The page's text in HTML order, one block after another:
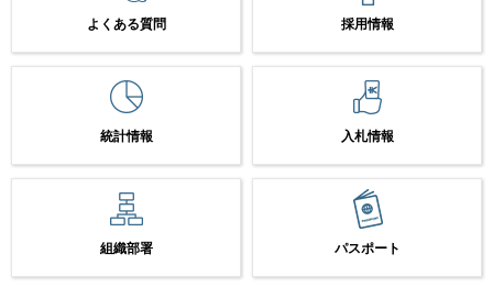
よくある質問 採用情報
統計情報 入札情報
組織部署 パスポート